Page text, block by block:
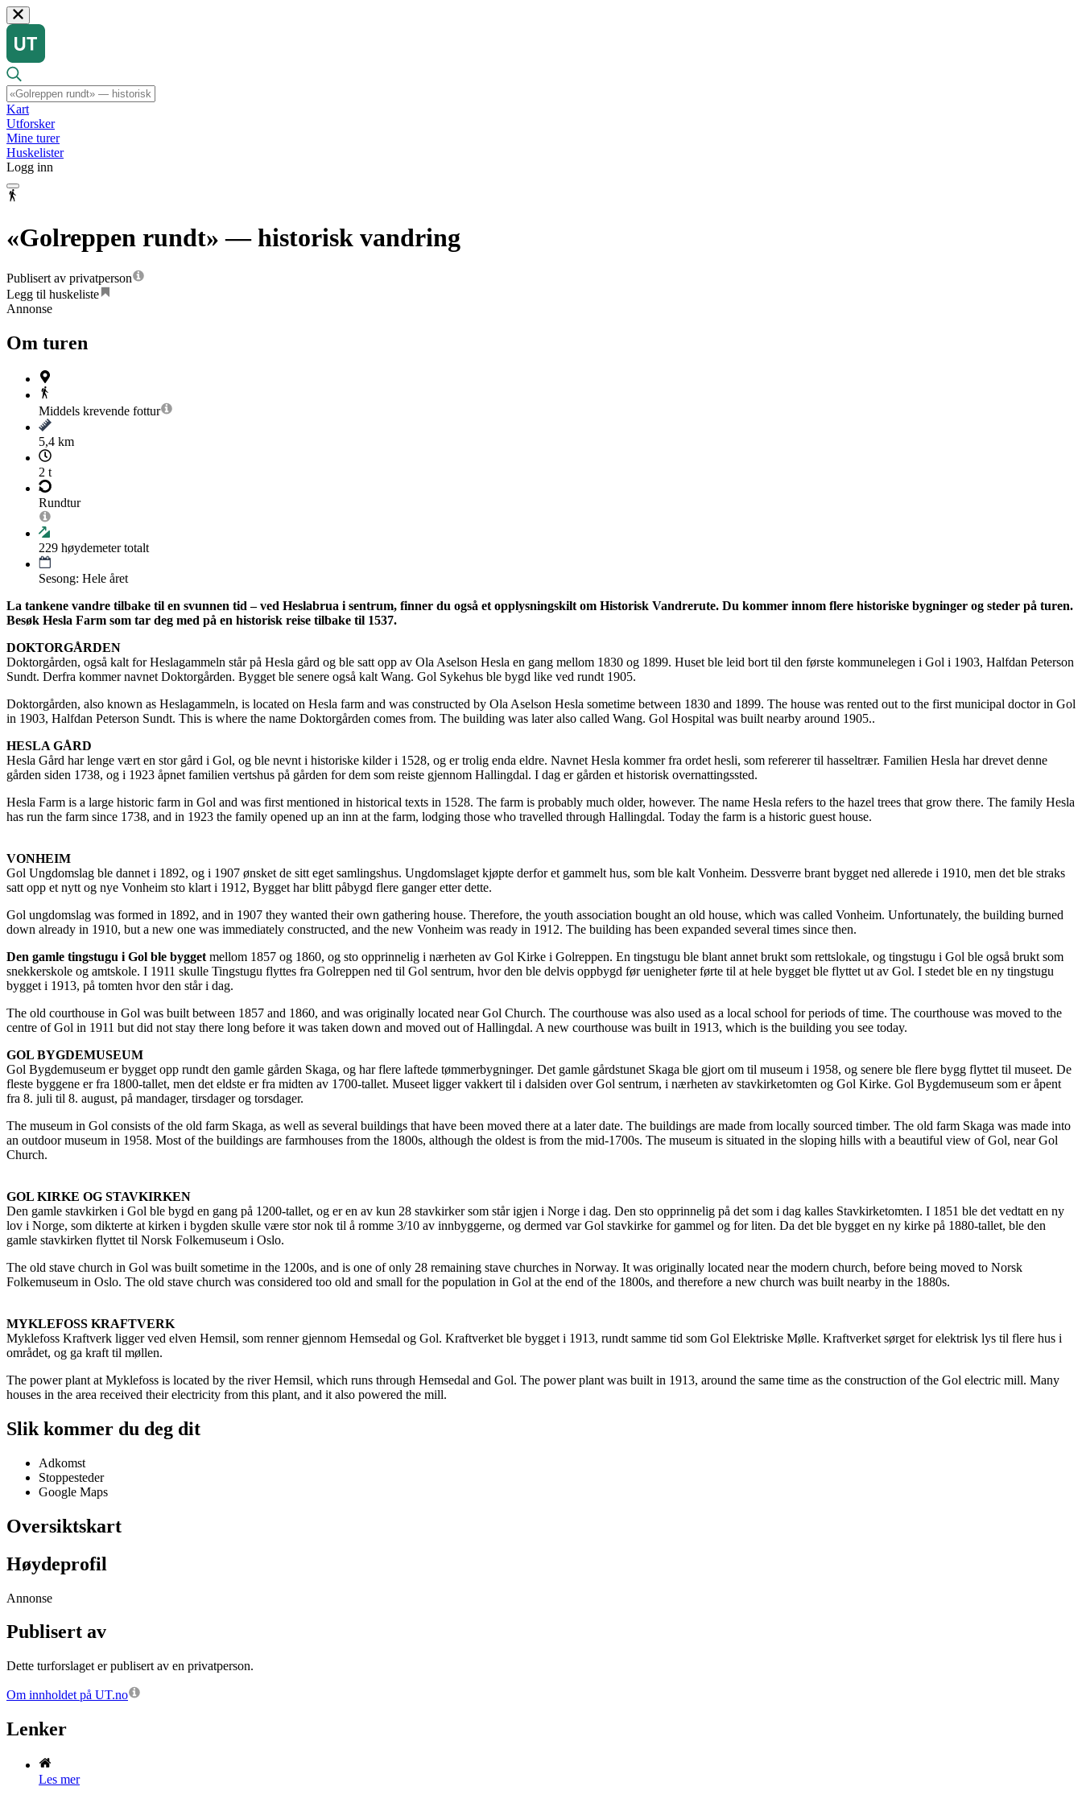
Kart
Utforsker
Mine turer
Huskelister
Logg inn
«Golreppen rundt» — historisk vandring
Publisert av privatperson
Legg til huskeliste
Annonse
Om turen
Middels krevende fottur
5,4 km
2 t
Rundtur
229 høydemeter totalt
Sesong: Hele året
La tankene vandre tilbake til en svunnen tid – ved Heslabrua i sentrum, finner du også et opplysningskilt om Historisk Vandrerute. Du kommer innom flere historiske bygninger og steder på turen.
Besøk Hesla Farm som tar deg med på en historisk reise tilbake til 1537.
DOKTORGÅRDEN
Doktorgården, også kalt for Heslagammeln står på Hesla gård og ble satt opp av Ola Aselson Hesla en gang mellom 1830 og 1899. Huset ble leid bort til den første kommunelegen i Gol i 1903, Halfdan Peterson
Sundt. Derfra kommer navnet Doktorgården. Bygget ble senere også kalt Wang. Gol Sykehus ble bygd like ved rundt 1905.
Doktorgården, also known as Heslagammeln, is located on Hesla farm and was constructed by Ola Aselson Hesla sometime between 1830 and 1899. The house was rented out to the first municipal doctor in Gol
in 1903, Halfdan Peterson Sundt. This is where the name Doktorgården comes from. The building was later also called Wang. Gol Hospital was built nearby around 1905..
HESLA GÅRD
Hesla Gård har lenge vært en stor gård i Gol, og ble nevnt i historiske kilder i 1528, og er trolig enda eldre. Navnet Hesla kommer fra ordet hesli, som refererer til hasseltrær. Familien Hesla har drevet denne
gården siden 1738, og i 1923 åpnet familien vertshus på gården for dem som reiste gjennom Hallingdal. I dag er gården et historisk overnattingssted.
Hesla Farm is a large historic farm in Gol and was first mentioned in historical texts in 1528. The farm is probably much older, however. The name Hesla refers to the hazel trees that grow there. The family Hesla
has run the farm since 1738, and in 1923 the family opened up an inn at the farm, lodging those who travelled through Hallingdal. Today the farm is a historic guest house.
VONHEIM
Gol Ungdomslag ble dannet i 1892, og i 1907 ønsket de sitt eget samlingshus. Ungdomslaget kjøpte derfor et gammelt hus, som ble kalt Vonheim. Dessverre brant bygget ned allerede i 1910, men det ble straks
satt opp et nytt og nye Vonheim sto klart i 1912, Bygget har blitt påbygd flere ganger etter dette.
Gol ungdomslag was formed in 1892, and in 1907 they wanted their own gathering house. Therefore, the youth association bought an old house, which was called Vonheim. Unfortunately, the building burned
down already in 1910, but a new one was immediately constructed, and the new Vonheim was ready in 1912. The building has been expanded several times since then.
Den gamle tingstugu i Gol ble bygget mellom 1857 og 1860, og sto opprinnelig i nærheten av Gol Kirke i Golreppen. En tingstugu ble blant annet brukt som rettslokale, og tingstugu i Gol ble også brukt som
snekkerskole og amtskole. I 1911 skulle Tingstugu flyttes fra Golreppen ned til Gol sentrum, hvor den ble delvis oppbygd før uenigheter førte til at hele bygget ble flyttet ut av Gol. I stedet ble en ny tingstugu
bygget i 1913, på tomten hvor den står i dag.
The old courthouse in Gol was built between 1857 and 1860, and was originally located near Gol Church. The courthouse was also used as a local school for periods of time. The courthouse was moved to the
centre of Gol in 1911 but did not stay there long before it was taken down and moved out of Hallingdal. A new courthouse was built in 1913, which is the building you see today.
GOL BYGDEMUSEUM
Gol Bygdemuseum er bygget opp rundt den gamle gården Skaga, og har flere laftede tømmerbygninger. Det gamle gårdstunet Skaga ble gjort om til museum i 1958, og senere ble flere bygg flyttet til museet. De
fleste byggene er fra 1800-tallet, men det eldste er fra midten av 1700-tallet. Museet ligger vakkert til i dalsiden over Gol sentrum, i nærheten av stavkirketomten og Gol Kirke. Gol Bygdemuseum som er åpent
fra 8. juli til 8. august, på mandager, tirsdager og torsdager.
The museum in Gol consists of the old farm Skaga, as well as several buildings that have been moved there at a later date. The buildings are made from locally sourced timber. The old farm Skaga was made into
an outdoor museum in 1958. Most of the buildings are farmhouses from the 1800s, although the oldest is from the mid-1700s. The museum is situated in the sloping hills with a beautiful view of Gol, near Gol
Church.
GOL KIRKE OG STAVKIRKEN
Den gamle stavkirken i Gol ble bygd en gang på 1200-tallet, og er en av kun 28 stavkirker som står igjen i Norge i dag. Den sto opprinnelig på det som i dag kalles Stavkirketomten. I 1851 ble det vedtatt en ny
lov i Norge, som dikterte at kirken i bygden skulle være stor nok til å romme 3/10 av innbyggerne, og dermed var Gol stavkirke for gammel og for liten. Da det ble bygget en ny kirke på 1880-tallet, ble den
gamle stavkirken flyttet til Norsk Folkemuseum i Oslo.
The old stave church in Gol was built sometime in the 1200s, and is one of only 28 remaining stave churches in Norway. It was originally located near the modern church, before being moved to Norsk
Folkemuseum in Oslo. The old stave church was considered too old and small for the population in Gol at the end of the 1800s, and therefore a new church was built nearby in the 1880s.
MYKLEFOSS KRAFTVERK
Myklefoss Kraftverk ligger ved elven Hemsil, som renner gjennom Hemsedal og Gol. Kraftverket ble bygget i 1913, rundt samme tid som Gol Elektriske Mølle. Kraftverket sørget for elektrisk lys til flere hus i
området, og ga kraft til møllen.
The power plant at Myklefoss is located by the river Hemsil, which runs through Hemsedal and Gol. The power plant was built in 1913, around the same time as the construction of the Gol electric mill. Many
houses in the area received their electricity from this plant, and it also powered the mill.
Slik kommer du deg dit
Adkomst
Stoppesteder
Google Maps
Oversiktskart
Høydeprofil
Annonse
Publisert av
Dette turforslaget er publisert av en privatperson.
Om innholdet på UT.no
Lenker
Les mer